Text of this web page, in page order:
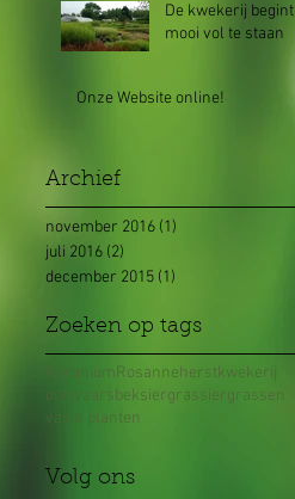
De kwekerij begint
mooi vol te staan
Onze Website online!
Archief
november 2016 (1)
juli 2016 (2)
december 2015 (1)
Zoeken op tags
GeraniumRosanneherstkwekerij
ooievaarsbeksiergrassiergrassen
vaste planten
Volg ons